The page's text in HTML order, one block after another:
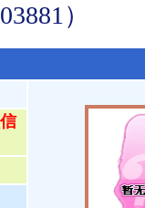
）